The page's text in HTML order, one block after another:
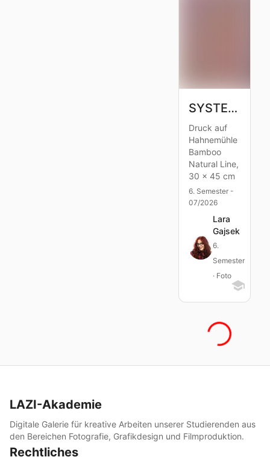
SYSTEM ERROR
Druck auf
Hahnemühle
Bamboo
Natural Line,
30 x 45 cm
6. Semester -
07/2026
Lara
Gajsek
6.
Semester
· Foto
LAZI-Akademie
Digitale Galerie für kreative Arbeiten unserer Studierenden aus
den Bereichen Fotografie, Grafikdesign und Filmproduktion.
Rechtliches